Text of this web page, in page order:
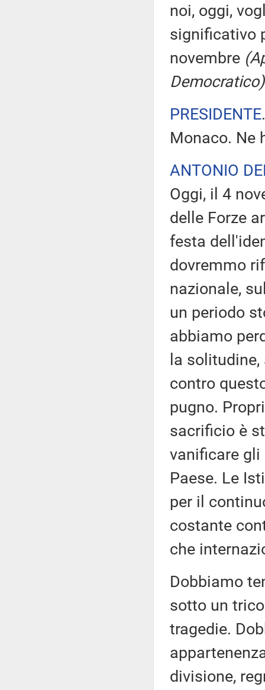
noi, oggi,
significativo
novembre
PRESIDENTE
Monaco. Ne
ANTONIO
Oggi, il 4
delle Forze
festa
dovremmo
nazionale,
un periodo
abbiamo
la
contro
pugno.
sacrificio è
vanificare gli
Paese. Le
per il
costante
che
Dobbiamo
sotto un
tragedie.
divisione,